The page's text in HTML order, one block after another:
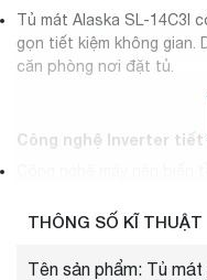
Tủ mát Alaska SL-14C3I
gọn tiết kiệm không
căn phòng nơi đặt tủ.
Công nghệ Inverter tiết
chỉ 7.0kW.h/24h
THÔNG SỐ KĨ THUẬT
Tên sản phẩm: Tủ